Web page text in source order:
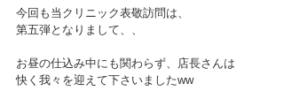
今回も当クリニック表敬訪問は、
第五弾となりまして、、
お昼の仕込み中にも関わらず、店長さんは
快く我々を迎えて下さいましたww